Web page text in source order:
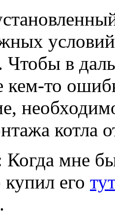
в
то
котла
Когда мне
его